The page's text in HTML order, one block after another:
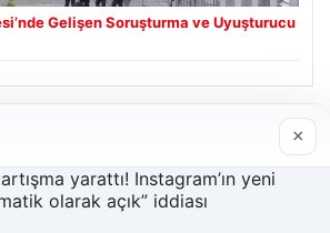
Gelişen Soruşturma ve Uyuşturucu
×